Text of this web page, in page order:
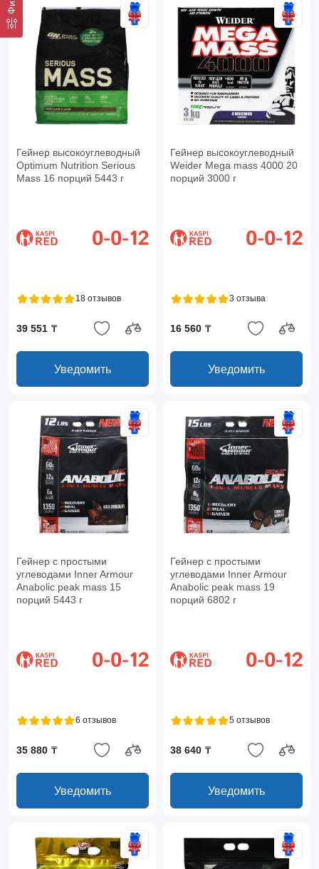
Гейнер высокоуглеводный
Optimum Nutrition Serious
Mass 16 порций 5443 г
18 отзывов
39 551 ₸
Уведомить
Гейнер высокоуглеводный
Weider Mega mass 4000 20
порций 3000 г
3 отзыва
16 560 ₸
Уведомить
Гейнер с простыми
углеводами Inner Armour
Anabolic peak mass 15
порций 5443 г
6 отзывов
35 880 ₸
Уведомить
Гейнер с простыми
углеводами Inner Armour
Anabolic peak mass 19
порций 6802 г
5 отзывов
38 640 ₸
Уведомить